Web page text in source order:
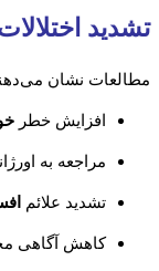
تشدید
مطالعات نشان
افزایش خطر
مراجعه به
تشدید علائم
کاهش آگاهی